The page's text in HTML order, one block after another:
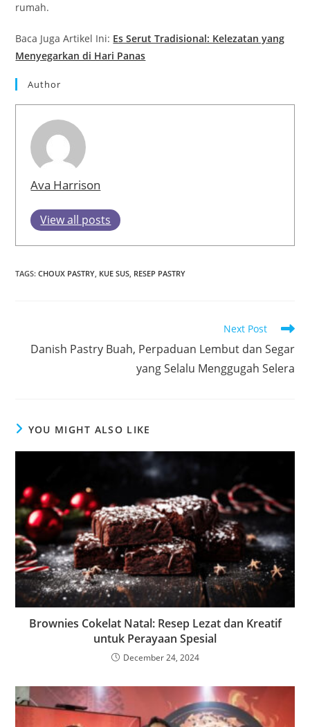
rumah.
Baca Juga Artikel Ini: Es Serut Tradisional: Kelezatan yang
Menyegarkan di Hari Panas
Author
Ava Harrison
View all posts
TAGS:CHOUX PASTRY, KUE SUS, RESEP PASTRY
articles
Next Post
Danish Pastry Buah, Perpaduan Lembut dan Segar
yang Selalu Menggugah Selera
YOU MIGHT ALSO LIKE
Brownies Cokelat Natal: Resep Lezat dan Kreatif
untuk Perayaan Spesial
December 24, 2024